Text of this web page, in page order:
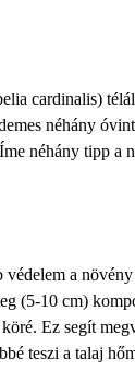
cardinalis)
néhány
néhány tipp a
a
(5-10 cm)
Ez segít
teszi a talaj